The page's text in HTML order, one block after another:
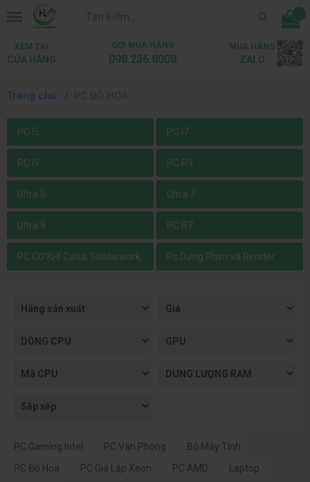
...
XEM TẠI
CỬA HÀNG
GỌI MUA HÀNG
098.236.8008
MUA HÀNG
ZALO
Trang chủ
PC I5 PC I7
PC I9 PC R9
Ultra 5 Ultra 7
Ultra 9 PC R7
PC CƠ KHÍ Catia, Solidwwork, Pc Dựng Phim và Render
PC Gaming Intel PC Văn Phòng
Bộ Máy Tính
PC Đồ Họa
PC Giả Lập Xeon PC AMD
Laptop